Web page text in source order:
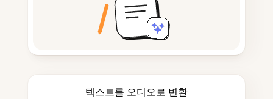
텍스트를 오디오로 변환